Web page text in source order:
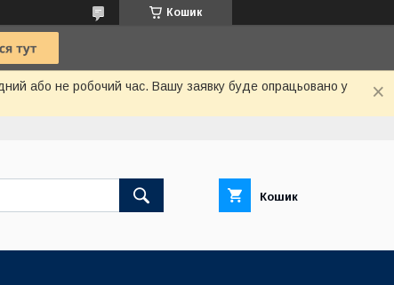
Кошик
або не робочий час. Вашу заявку буде опрацьовано у
Кошик